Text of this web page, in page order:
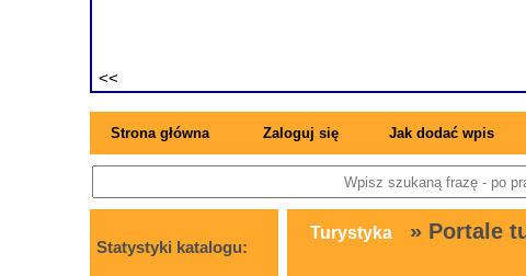
Strona główna Zaloguj się Jak dodać wpis
Statystyki katalogu:
Turystyka » Portale